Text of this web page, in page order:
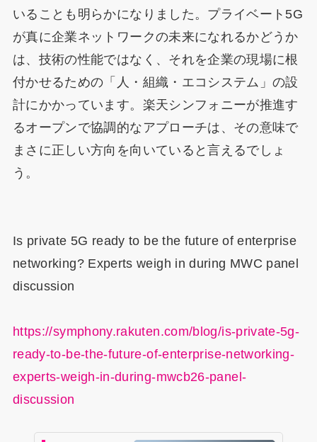
いることも明らかになりました。プライベート5G
が真に企業ネットワークの未来になれるかどうか
は、技術の性能ではなく、それを企業の現場に根
付かせるための「人・組織・エコシステム」の設
計にかかっています。楽天シンフォニーが推進す
るオープンで協調的なアプローチは、その意味で
まさに正しい方向を向いていると言えるでしょ
う。​​​​​​​​​​​​​​​​
Is private 5G ready to be the future of enterprise
networking? Experts weigh in during MWC panel
discussion
https://symphony.rakuten.com/blog/is-private-5g-
ready-to-be-the-future-of-enterprise-networking-
experts-weigh-in-during-mwcb26-panel-
discussion